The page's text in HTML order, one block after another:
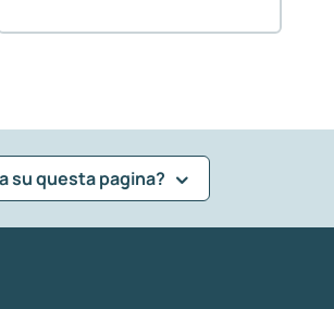
su questa pagina?